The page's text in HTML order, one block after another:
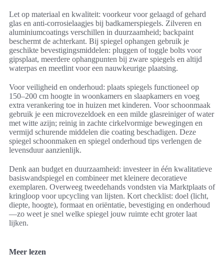
Let op materiaal en kwaliteit: voorkeur voor gelaagd of gehard
glas en anti-corrosielaagjes bij badkamerspiegels. Zilveren en
aluminiumcoatings verschillen in duurzaamheid; backpaint
beschermt de achterkant. Bij spiegel ophangen gebruik je
geschikte bevestigingsmiddelen: pluggen of toggle bolts voor
gipsplaat, meerdere ophangpunten bij zware spiegels en altijd
waterpas en meetlint voor een nauwkeurige plaatsing.
Voor veiligheid en onderhoud: plaats spiegels functioneel op
150–200 cm hoogte in woonkamers en slaapkamers en voeg
extra verankering toe in huizen met kinderen. Voor schoonmaak
gebruik je een microvezeldoek en een milde glasreiniger of water
met witte azijn; reinig in zachte cirkelvormige bewegingen en
vermijd schurende middelen die coating beschadigen. Deze
spiegel schoonmaken en spiegel onderhoud tips verlengen de
levensduur aanzienlijk.
Denk aan budget en duurzaamheid: investeer in één kwalitatieve
basiswandspiegel en combineer met kleinere decoratieve
exemplaren. Overweeg tweedehands vondsten via Marktplaats of
kringloop voor upcycling van lijsten. Kort checklist: doel (licht,
diepte, hoogte), formaat en oriëntatie, bevestiging en onderhoud
—zo weet je snel welke spiegel jouw ruimte echt groter laat
lijken.
Meer lezen